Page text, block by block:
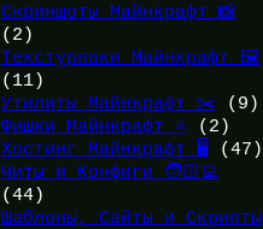
Скриншоты Майнкрафт 📸
(2)
Текстурпаки Майнкрафт 🖼️
(11)
Утилиты Майнкрафт ✂️ (9)
Фишки Майнкрафт ⭐(2)
Хостинг Майнкрафт 🖥️ (47)
Читы и Конфиги 🧑🏻‍💻
(44)
Шаблоны, Сайты и Скрипты